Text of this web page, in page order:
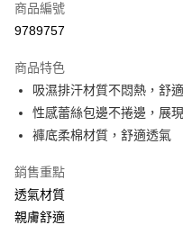
超商取貨付款
ATM付款
運送方式
付款後全家取貨
商品編號
9789757
商品特色
吸濕排汗材質不悶熱，舒
性感蕾絲包邊不捲邊，展
褲底柔棉材質，舒適透氣
銷售重點
透氣材質
親膚舒適